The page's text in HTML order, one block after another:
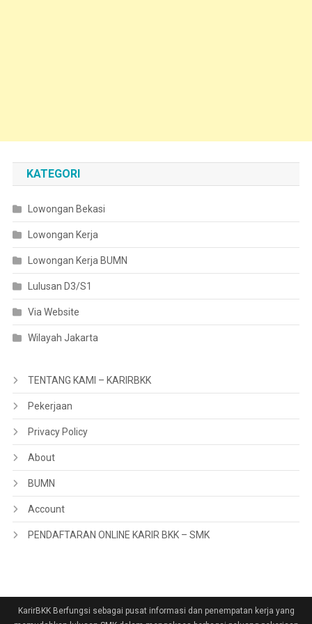
KATEGORI
Lowongan Bekasi
Lowongan Kerja
Lowongan Kerja BUMN
Lulusan D3/S1
Via Website
Wilayah Jakarta
TENTANG KAMI – KARIRBKK
Pekerjaan
Privacy Policy
About
BUMN
Account
PENDAFTARAN ONLINE KARIR BKK – SMK
KarirBKK Berfungsi sebagai pusat informasi dan penempatan kerja yang